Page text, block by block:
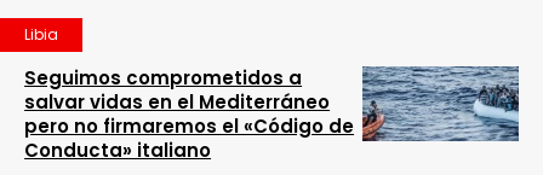
Libia
Seguimos comprometidos a
salvar vidas en el Mediterráneo
pero no firmaremos el «Código de
Conducta» italiano